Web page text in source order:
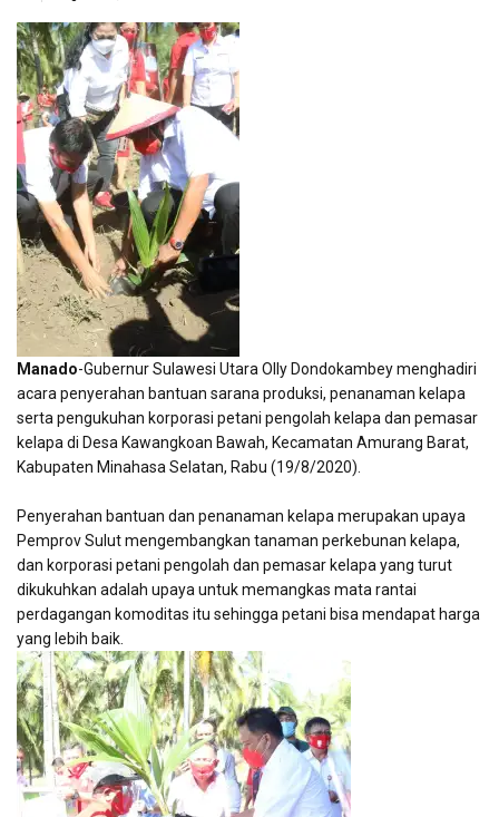
Manado-Gubernur Sulawesi Utara Olly Dondokambey menghadiri
acara penyerahan bantuan sarana produksi, penanaman kelapa
serta pengukuhan korporasi petani pengolah kelapa dan pemasar
kelapa di Desa Kawangkoan Bawah, Kecamatan Amurang Barat,
Kabupaten Minahasa Selatan, Rabu (19/8/2020).
Penyerahan bantuan dan penanaman kelapa merupakan upaya
Pemprov Sulut mengembangkan tanaman perkebunan kelapa,
dan korporasi petani pengolah dan pemasar kelapa yang turut
dikukuhkan adalah upaya untuk memangkas mata rantai
perdagangan komoditas itu sehingga petani bisa mendapat harga
yang lebih baik.